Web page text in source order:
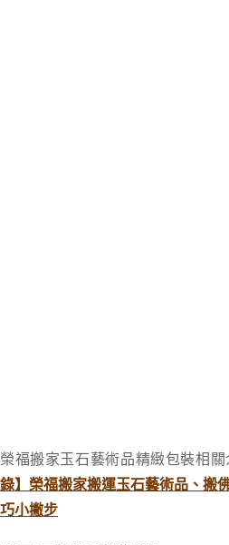
榮福搬家玉石藝術品精緻包裝相關
錄】榮福搬家搬運玉石藝術品、搬
巧小撇步